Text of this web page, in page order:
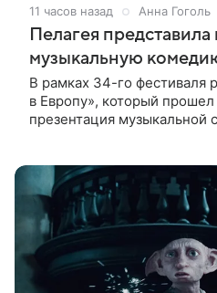
11 часов назад Анна Гоголь
Пелагея
музыкальную
В рамках 34-го фестиваля
в Европу», который
презентация музыкальной